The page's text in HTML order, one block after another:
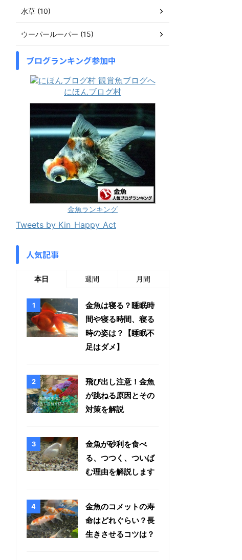
水草 (10)
ウーパールーパー (15)
ブログランキング参加中
にほんブログ村
金魚ランキング
Tweets by Kin_Happy_Act
人気記事
本日 週間 月間
金魚は寝る？睡眠時
間や寝る時間、寝る
時の姿は？【睡眠不
足はダメ】
飛び出し注意！金魚
が跳ねる原因とその
対策を解説
金魚が砂利を食べ
る、つつく、ついば
む理由を解説します
金魚のコメットの寿
命はどれぐらい？長
生きさせるコツは？